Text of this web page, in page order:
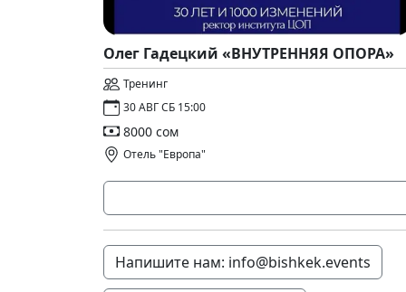
Олег Гадецкий «ВНУТРЕННЯЯ ОПОРА»
Тренинг
30 АВГ СБ 15:00
8000 сом
Отель "Европа"
Напишите нам: info@bishkek.events